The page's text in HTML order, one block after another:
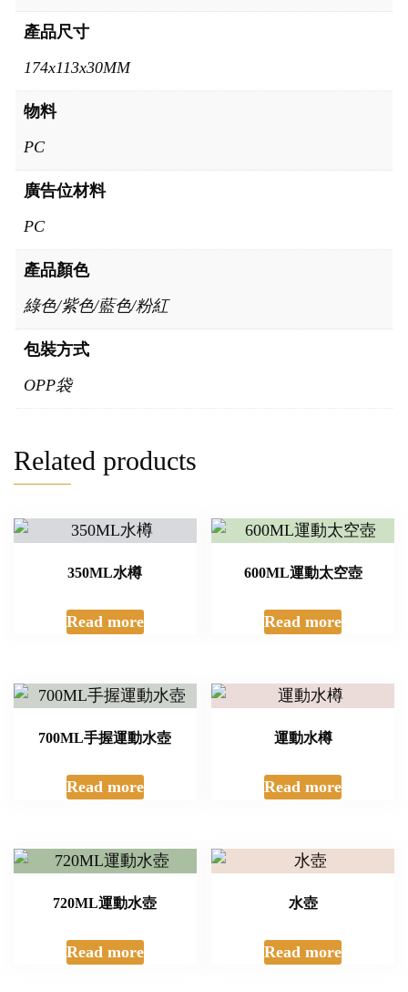
產品尺寸
174x113x30MM
物料
PC
廣告位材料
PC
產品顏色
綠色/紫色/藍色/粉紅
包裝方式
OPP袋
Related products
350ML水樽
Read more
600ML運動太空壺
Read more
700ML手握運動水壺
Read more
運動水樽
Read more
720ML運動水壺
Read more
水壺
Read more